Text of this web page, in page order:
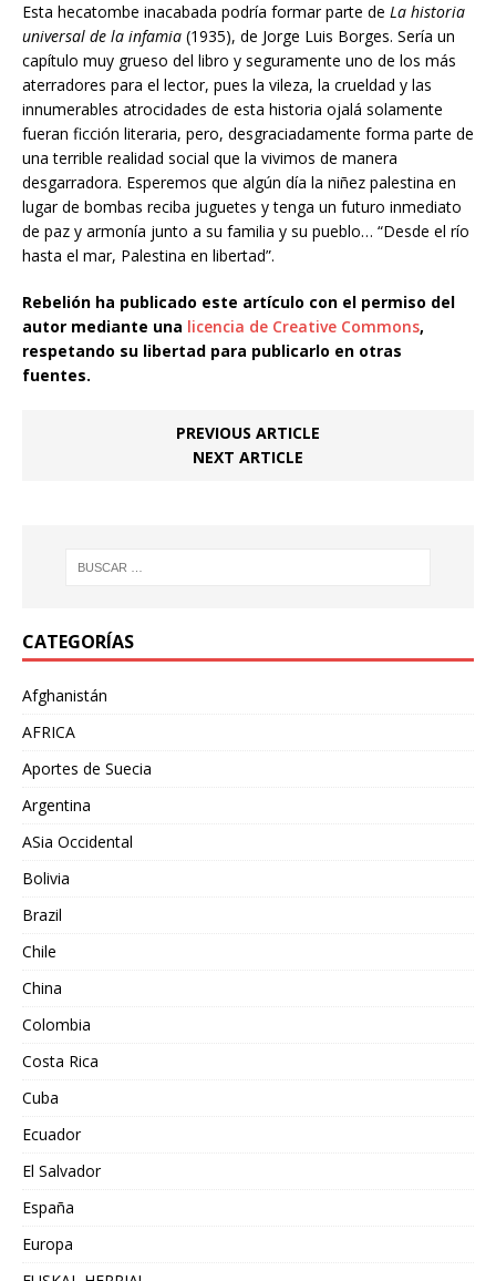
Esta hecatombe inacabada podría formar parte de La historia
universal de la infamia (1935), de Jorge Luis Borges. Sería un
capítulo muy grueso del libro y seguramente uno de los más
aterradores para el lector, pues la vileza, la crueldad y las
innumerables atrocidades de esta historia ojalá solamente
fueran ficción literaria, pero, desgraciadamente forma parte de
una terrible realidad social que la vivimos de manera
desgarradora. Esperemos que algún día la niñez palestina en
lugar de bombas reciba juguetes y tenga un futuro inmediato
de paz y armonía junto a su familia y su pueblo… “Desde el río
hasta el mar, Palestina en libertad”.
Rebelión ha publicado este artículo con el permiso del
autor mediante una licencia de Creative Commons,
respetando su libertad para publicarlo en otras
fuentes.
PREVIOUS ARTICLE
NEXT ARTICLE
CATEGORÍAS
Afghanistán
AFRICA
Aportes de Suecia
Argentina
ASia Occidental
Bolivia
Brazil
Chile
China
Colombia
Costa Rica
Cuba
Ecuador
El Salvador
España
Europa